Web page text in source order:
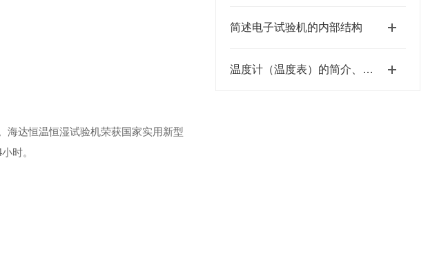
简述电子试验机的内部结构
温度计（温度表）的简介、工作原理、用途、分类
海达恒温恒湿试验机荣获国家实用新型
时。